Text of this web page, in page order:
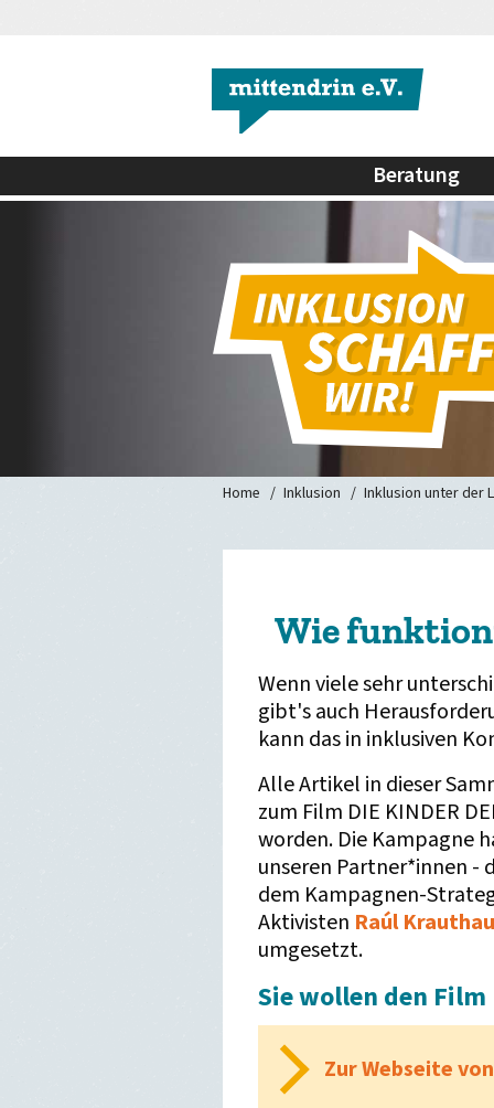
Beratung
Home Inklusion Inklusion unter der
Wie
Wenn viele sehr
gibt's auch
kann das in inklusiven
Alle Artikel in dieser
zum Film DIE KINDER
worden. Die Kampagne
unseren Partner*innen -
dem Kampagnen-
Aktivisten Raúl
umgesetzt.
Sie wollen den Film
Zur Webseite